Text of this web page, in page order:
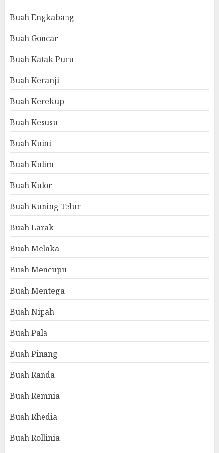
Buah Engkabang
Buah Goncar
Buah Katak Puru
Buah Keranji
Buah Kerekup
Buah Kesusu
Buah Kuini
Buah Kulim
Buah Kulor
Buah Kuning Telur
Buah Larak
Buah Melaka
Buah Mencupu
Buah Mentega
Buah Nipah
Buah Pala
Buah Pinang
Buah Randa
Buah Remnia
Buah Rhedia
Buah Rollinia